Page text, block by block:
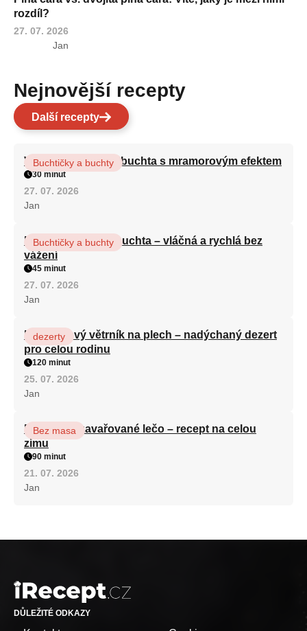
rozdíl?
27. 07. 2026
Jan
Nejnovější recepty
Další recepty
Vláčná olejová litá buchta s mramorovým efektem
Buchtičky a buchty
30 minut
27. 07. 2026
Jan
Hrnková maková buchta – vláčná a rychlá bez
vážení
Buchtičky a buchty
45 minut
27. 07. 2026
Jan
Karamelový větrník na plech – nadýchaný dezert
pro celou rodinu
dezerty
120 minut
25. 07. 2026
Jan
Babiččino zavařované lečo – recept na celou
zimu
Bez masa
90 minut
21. 07. 2026
Jan
DŮLEŽITÉ ODKAZY